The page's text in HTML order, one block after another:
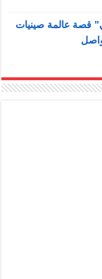
قصة عالمة صينيات